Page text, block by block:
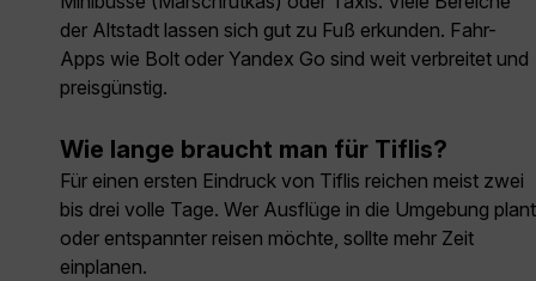
der Altstadt lassen sich gut zu Fuß erkunden. Fahr-
Apps wie Bolt oder Yandex Go sind weit verbreitet und
preisgünstig.
Wie lange braucht man für Tiflis?
Für einen ersten Eindruck von Tiflis reichen meist zwei
bis drei volle Tage. Wer Ausflüge in die Umgebung plant
oder entspannter reisen möchte, sollte mehr Zeit
einplanen.